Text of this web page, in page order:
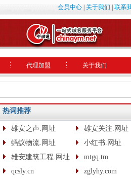
会员中心 关于我们 联系
代理加盟 关于我们
热词推荐
雄安之声.网址
雄安关注.网址
蚂蚁物流.网址
小红书.网址
雄安建筑工程.网址
mtgq.tm
qcsly.cn
zglyhy.com